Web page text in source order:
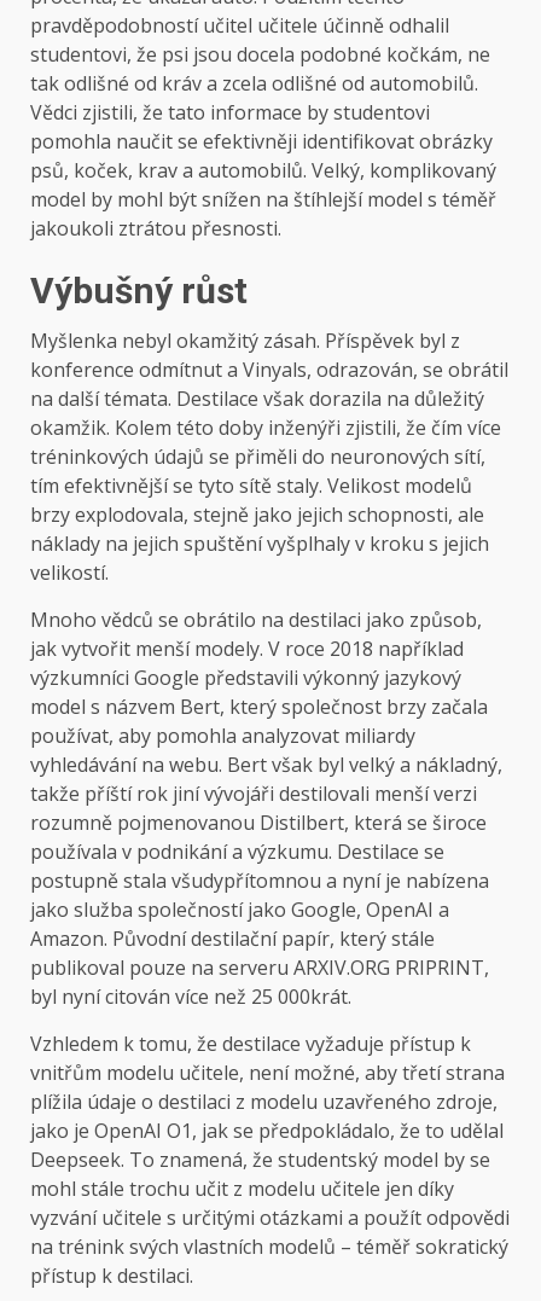
pravděpodobností učitel učitele účinně odhalil
studentovi, že psi jsou docela podobné kočkám, ne
tak odlišné od kráv a zcela odlišné od automobilů.
Vědci zjistili, že tato informace by studentovi
pomohla naučit se efektivněji identifikovat obrázky
psů, koček, krav a automobilů. Velký, komplikovaný
model by mohl být snížen na štíhlejší model s téměř
jakoukoli ztrátou přesnosti.
Výbušný růst
Myšlenka nebyl okamžitý zásah. Příspěvek byl z
konference odmítnut a Vinyals, odrazován, se obrátil
na další témata. Destilace však dorazila na důležitý
okamžik. Kolem této doby inženýři zjistili, že čím více
tréninkových údajů se přiměli do neuronových sítí,
tím efektivnější se tyto sítě staly. Velikost modelů
brzy explodovala, stejně jako jejich schopnosti, ale
náklady na jejich spuštění vyšplhaly v kroku s jejich
velikostí.
Mnoho vědců se obrátilo na destilaci jako způsob,
jak vytvořit menší modely. V roce 2018 například
výzkumníci Google představili výkonný jazykový
model s názvem Bert, který společnost brzy začala
používat, aby pomohla analyzovat miliardy
vyhledávání na webu. Bert však byl velký a nákladný,
takže příští rok jiní vývojáři destilovali menší verzi
rozumně pojmenovanou Distilbert, která se široce
používala v podnikání a výzkumu. Destilace se
postupně stala všudypřítomnou a nyní je nabízena
jako služba společností jako Google, OpenAI a
Amazon. Původní destilační papír, který stále
publikoval pouze na serveru ARXIV.ORG PRIPRINT,
byl nyní citován více než 25 000krát.
Vzhledem k tomu, že destilace vyžaduje přístup k
vnitřům modelu učitele, není možné, aby třetí strana
plížila údaje o destilaci z modelu uzavřeného zdroje,
jako je OpenAI O1, jak se předpokládalo, že to udělal
Deepseek. To znamená, že studentský model by se
mohl stále trochu učit z modelu učitele jen díky
vyzvání učitele s určitými otázkami a použít odpovědi
na trénink svých vlastních modelů – téměř sokratický
přístup k destilaci.